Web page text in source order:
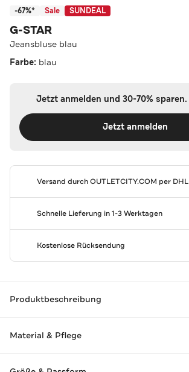
-67%* Sale SUNDEAL
G-STAR
Jeansbluse blau
Farbe: blau
Jetzt anmelden und 30-70% sparen.
Jetzt anmelden
Versand durchOUTLETCITY.COM per DHL
Schnelle Lieferung in 1-3 Werktagen
Kostenlose Rücksendung
Produktbeschreibung
Material & Pflege